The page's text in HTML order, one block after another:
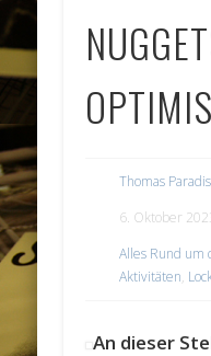
Thomas
6. Oktober
Alles Rund um
Aktivitäten,
An dieser